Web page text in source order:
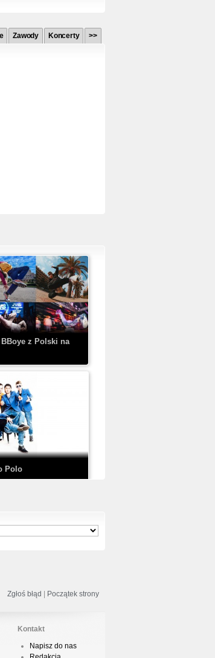
klipie: HRYPA
- KICKDOWN /
Zawody Koncerty >>
z Polski na
Polo
Zgłoś błąd | Początek strony
Kontakt
Napisz do nas